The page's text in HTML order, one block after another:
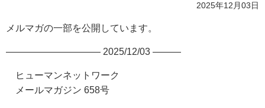
2025年12月03日
メルマガの一部を公開しています。
—————————— 2025/12/03 ———
ヒューマンネットワーク
メールマガジン 658号